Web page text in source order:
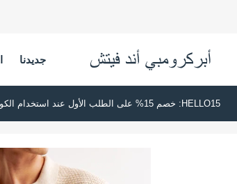
جديدنا
HELLO15: خصم 15% على الطلب الأول عند استخدام الكود | توصيل مجاني على جميع الطلبات بقيمة 500 ريال سعودي أو أكثر | اشترِ الآن وادفع لاحقًا عبر تابي وتمارا